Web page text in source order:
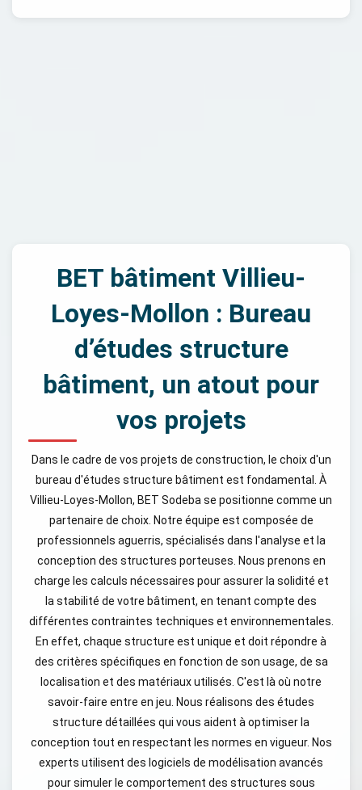
BET bâtiment Villieu-
Loyes-Mollon : Bureau
d’études structure
bâtiment, un atout pour
vos projets
Dans le cadre de vos projets de construction, le choix d'un
bureau d'études structure bâtiment est fondamental. À
Villieu-Loyes-Mollon, BET Sodeba se positionne comme un
partenaire de choix. Notre équipe est composée de
professionnels aguerris, spécialisés dans l'analyse et la
conception des structures porteuses. Nous prenons en
charge les calculs nécessaires pour assurer la solidité et
la stabilité de votre bâtiment, en tenant compte des
différentes contraintes techniques et environnementales.
En effet, chaque structure est unique et doit répondre à
des critères spécifiques en fonction de son usage, de sa
localisation et des matériaux utilisés. C'est là où notre
savoir-faire entre en jeu. Nous réalisons des études
structure détaillées qui vous aident à optimiser la
conception tout en respectant les normes en vigueur. Nos
experts utilisent des logiciels de modélisation avancés
pour simuler le comportement des structures sous